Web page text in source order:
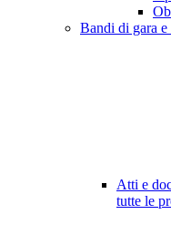
Bandi di gara e
Atti e
tutte le